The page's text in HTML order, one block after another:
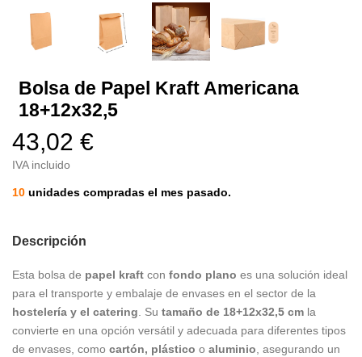
Bolsa de Papel Kraft Americana
18+12x32,5
43,02 €
IVA incluido
10 unidades compradas el mes pasado.
Descripción
Esta bolsa de papel kraft con fondo plano es una solución ideal
para el transporte y embalaje de envases en el sector de la
hostelería y el catering . Su tamaño de 18+12x32,5 cm la
convierte en una opción versátil y adecuada para diferentes tipos
de envases, como cartón, plástico o aluminio , asegurando un